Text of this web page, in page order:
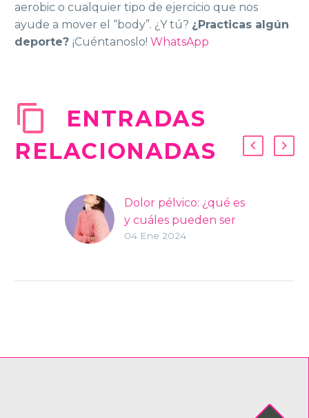
aerobic o cualquier tipo de ejercicio que nos
ayude a mover el “body”. ¿Y tú? ¿Practicas algún
deporte? ¡Cuéntanoslo! WhatsApp
ENTRADAS
RELACIONADAS
Dolor pélvico: ¿qué es
y cuáles pueden ser
las causas?
04 Ene 2024